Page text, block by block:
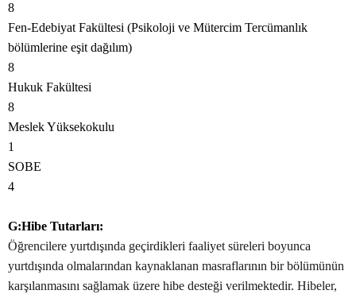
8
Fen-Edebiyat Fakültesi (Psikoloji ve Mütercim Tercümanlık
bölümlerine eşit dağılım)
8
Hukuk Fakültesi
8
Meslek Yüksekokulu
1
SOBE
4
G:Hibe Tutarları:
Öğrencilere yurtdışında geçirdikleri faaliyet süreleri boyunca
yurtdışında olmalarından kaynaklanan masraflarının bir bölümünün
karşılanmasını sağlamak üzere hibe desteği verilmektedir. Hibeler,